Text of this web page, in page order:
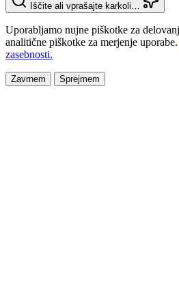
Iščite ali vprašajte karkoli…
Uporabljamo nujne piškotke za
analitične piškotke za merjenje uporabe.
zasebnosti.
Zavrnem Sprejmem